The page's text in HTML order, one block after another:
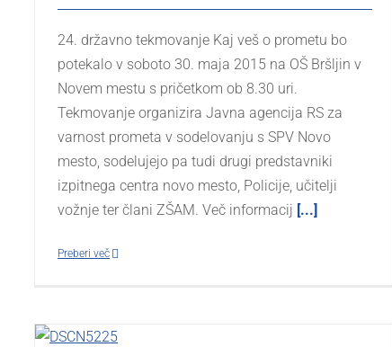
24. državno tekmovanje Kaj veš o prometu bo
potekalo v soboto 30. maja 2015 na OŠ Bršljin v
Novem mestu s pričetkom ob 8.30 uri.
Tekmovanje organizira Javna agencija RS za
varnost prometa v sodelovanju s SPV Novo
mesto, sodelujejo pa tudi drugi predstavniki
izpitnega centra novo mesto, Policije, učitelji
vožnje ter člani ZŠAM. Več informacij [...]
Preberi več